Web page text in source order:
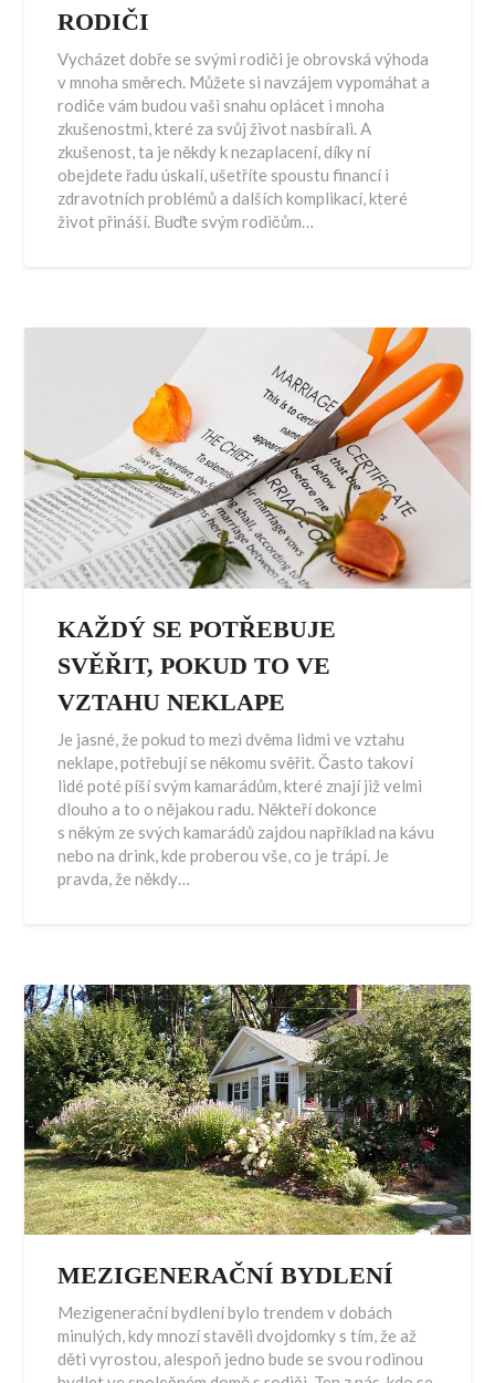
RODIČI
Vycházet dobře se svými rodiči je obrovská výhoda
v mnoha směrech. Můžete si navzájem vypomáhat a
rodiče vám budou vaši snahu oplácet i mnoha
zkušenostmi, které za svůj život nasbírali. A
zkušenost, ta je někdy k nezaplacení, díky ní
obejdete řadu úskalí, ušetříte spoustu financí i
zdravotních problémů a dalších komplikací, které
život přináší. Buďte svým rodičům…
KAŽDÝ SE POTŘEBUJE
SVĚŘIT, POKUD TO VE
VZTAHU NEKLAPE
Je jasné, že pokud to mezi dvěma lidmi ve vztahu
neklape, potřebují se někomu svěřit. Často takoví
lidé poté píší svým kamarádům, které znají již velmi
dlouho a to o nějakou radu. Někteří dokonce
s někým ze svých kamarádů zajdou například na kávu
nebo na drink, kde proberou vše, co je trápí. Je
pravda, že někdy…
MEZIGENERAČNÍ BYDLENÍ
Mezigenerační bydlení bylo trendem v dobách
minulých, kdy mnozí stavěli dvojdomky s tím, že až
děti vyrostou, alespoň jedno bude se svou rodinou